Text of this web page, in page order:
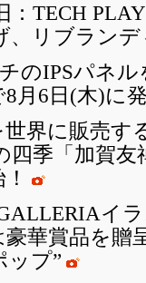
TECH
、リブラン
のIPSパネ
月6日(木)に
世界に販売す
四季「加賀
イ
華賞品を
ップ”